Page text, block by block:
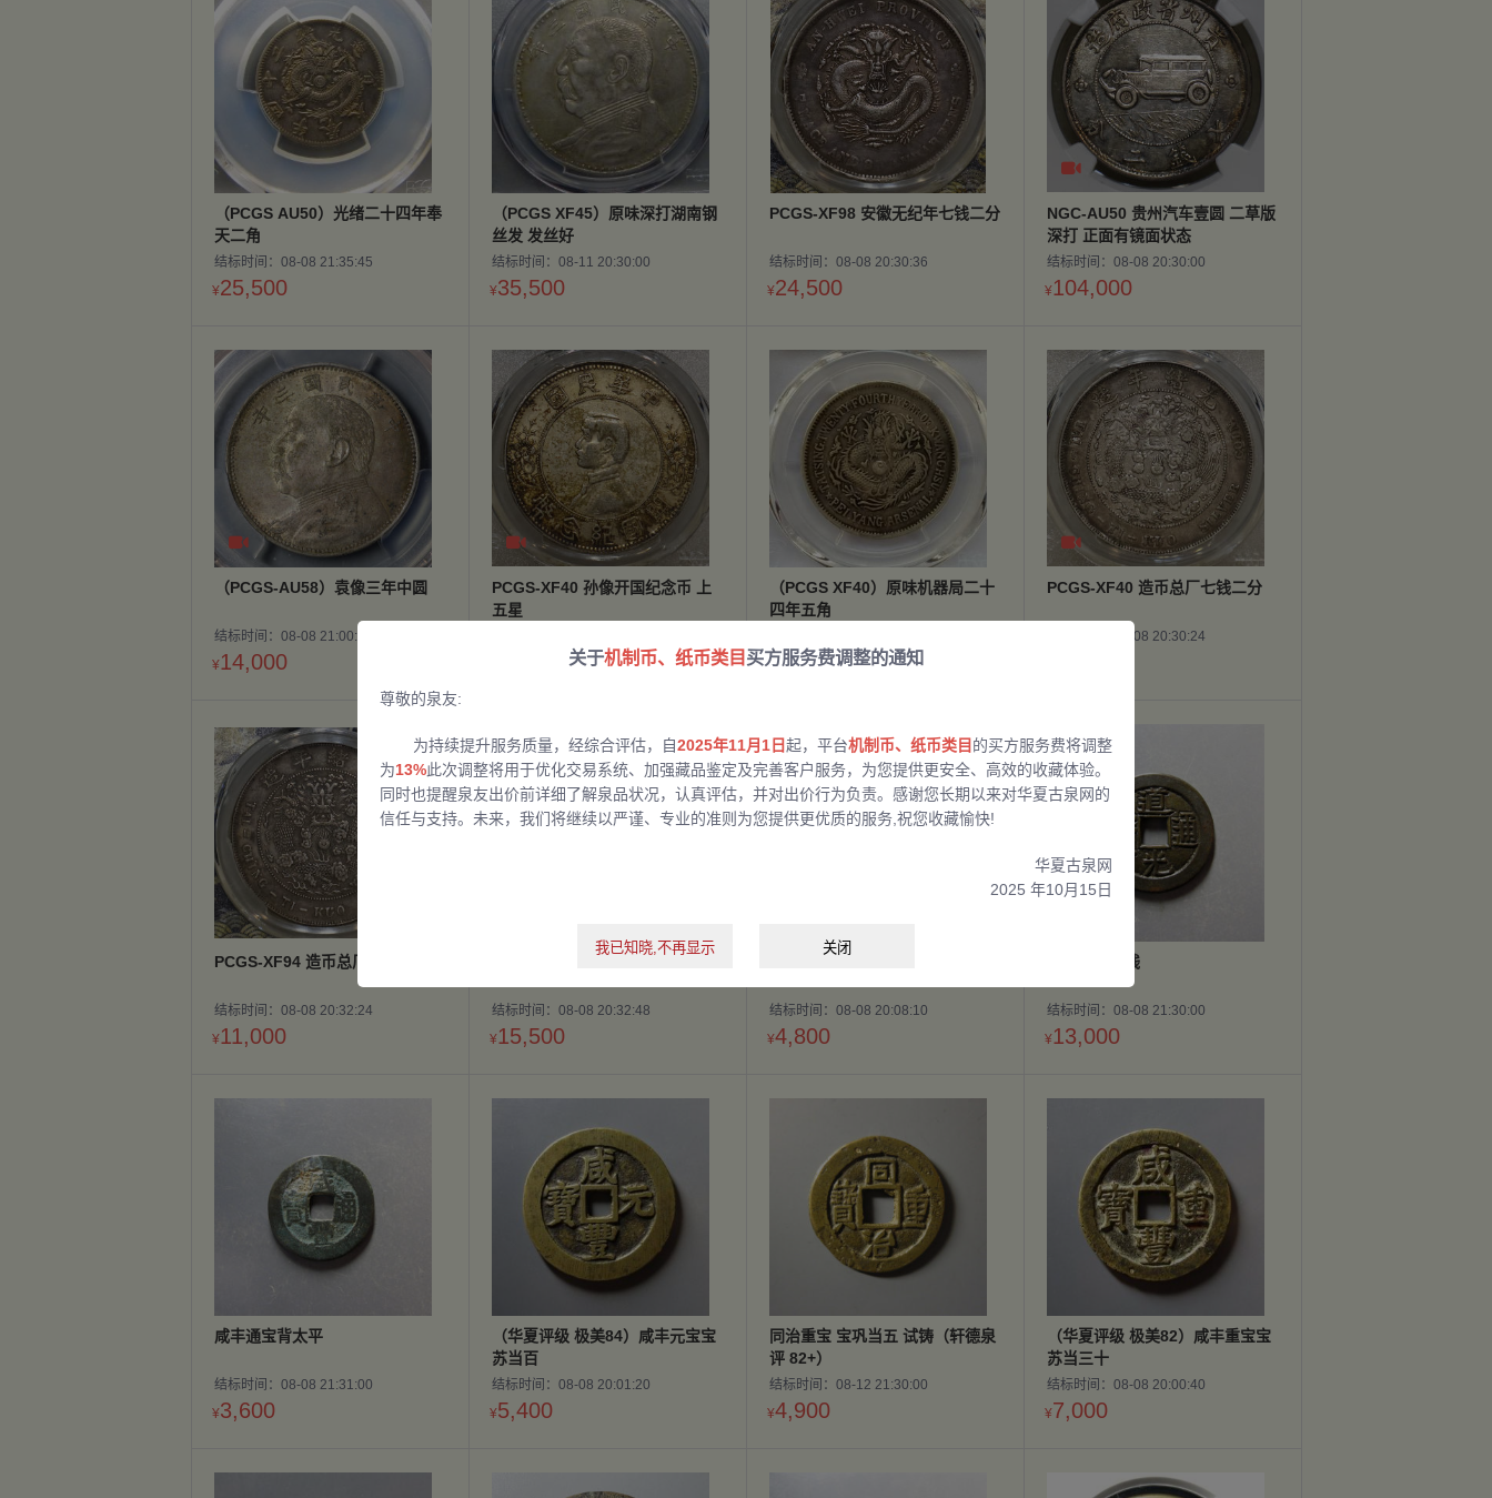
（PCGS AU50）光绪二十四年奉
天二角
结标时间：08-08 21:35:45
¥25,500
（PCGS XF45）原味深打湖南钢
丝发 发丝好
结标时间：08-11 20:30:00
¥35,500
PCGS-XF98 安徽无纪年七钱二分
结标时间：08-08 20:30:36
¥24,500

NGC-AU50 贵州汽车壹圆 二草版
深打 正面有镜面状态
结标时间：08-08 20:30:00
¥104,000

（PCGS-AU58）袁像三年中圆
结标时间：08-08 21:00:12
¥14,000

PCGS-XF40 孙像开国纪念币 上
五星
（PCGS XF40）原味机器局二十
四年五角
¥14,000

PCGS-XF40 造币总厂七钱二分
结标时间：08-08 20:30:24
PCGS-XF94 造币总厂七钱二分
结标时间：08-08 20:32:24
¥11,000
PCGS-VF35 云南唐侧三钱六分
结标时间：08-08 20:32:48
¥15,500
咸丰重宝宝源当十
结标时间：08-08 20:08:10
¥4,800
道光通宝母钱
结标时间：08-08 21:30:00
¥13,000
咸丰通宝背太平
结标时间：08-08 21:31:00
¥3,600
（华夏评级 极美84）咸丰元宝宝
苏当百
结标时间：08-08 20:01:20
¥5,400
同治重宝 宝巩当五 试铸（轩德泉
评 82+）
结标时间：08-12 21:30:00
¥4,900
（华夏评级 极美82）咸丰重宝宝
苏当三十
结标时间：08-08 20:00:40
¥7,000
关于机制币、纸币类目 买方服务费调整的通知
尊敬的泉友:
为持续提升服务质量，经综合评估，自2025年11月1日起，平台机制币、纸币类目 的买方服务费将调整
为13%此次调整将用于优化交易系统、加强藏品鉴定及完善客户服务，为您提供更安全、高效的收藏体验。
同时也提醒泉友出价前详细了解泉品状况，认真评估，并对出价行为负责。感谢您长期以来对华夏古泉网的
信任与支持。未来，我们将继续以严谨、专业的准则为您提供更优质的服务,祝您收藏愉快!
华夏古泉网
2025 年10月15日
我已知晓,不再显示 关闭